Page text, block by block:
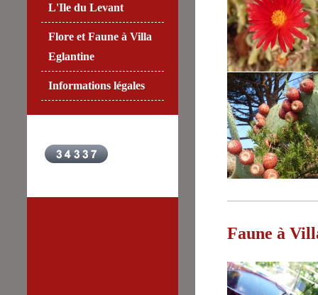
Faune à
L'Ile du Levant
Flore et Faune à Villa
Eglantine
Informations légales